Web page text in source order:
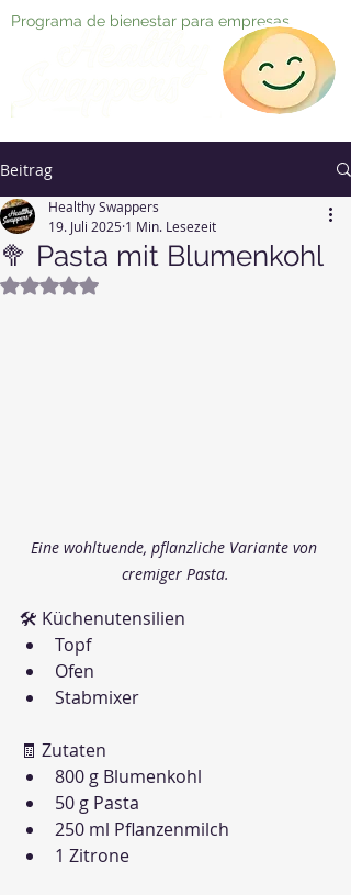
Programa de bienestar para empresas
Beitrag
🥦 Pasta mit Blumenkohl
Healthy Swappers
19. Juli 2025 1 Min. Lesezeit
Mit NaN von 5 Sternen bewertet.
Eine wohltuende, pflanzliche Variante von
cremiger Pasta.
🛠 Küchenutensilien
Topf
Ofen
Stabmixer
🧾 Zutaten
800 g Blumenkohl
50 g Pasta
250 ml Pflanzenmilch
1 Zitrone